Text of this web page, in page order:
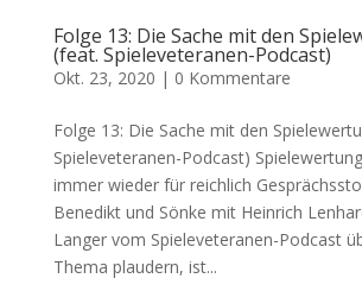
Folge 13: Die Sache mit den
(feat. Spieleveteranen-Podcast)
Okt. 23, 2020 | 0 Kommentare
Folge 13: Die Sache mit den
Spieleveteranen-Podcast)
immer wieder für reichlich
Benedikt und Sönke mit Heinrich
Langer vom Spieleveteranen-Podcast
Thema plaudern, ist...